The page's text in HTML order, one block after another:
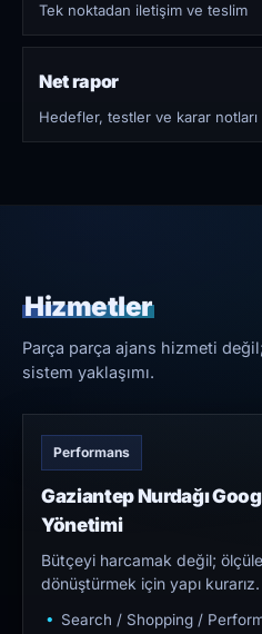
Tek noktadan iletişim ve teslim
Net rapor
Hedefler, testler ve karar notları
Hizmetler
Parça parça ajans hizmeti
sistem yaklaşımı.
Performans
Gaziantep Nurdağı
Yönetimi
Bütçeyi harcamak değil;
dönüştürmek için yapı kurarız.
Search / Shopping /